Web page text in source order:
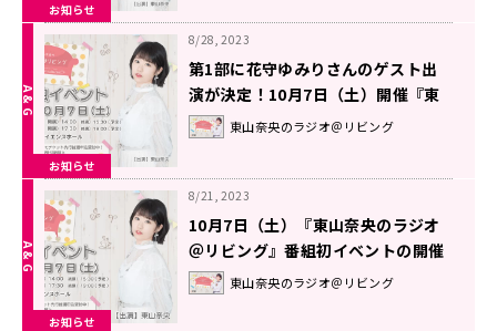
お知らせ
お知らせ
8/28, 2023
第1部に花守ゆみりさんのゲスト出
演が決定！10月7日（土）開催『東
山奈央のラジオ＠リビング』番組初
イベント
東山奈央のラジオ＠リビング
お知らせ
8/21, 2023
10月7日（土）『東山奈央のラジオ
＠リビング』番組初イベントの開催
が決定！＆チケット抽選申込受付
中！
東山奈央のラジオ＠リビング